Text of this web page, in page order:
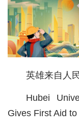
环球
专题
极客圈
经济
城建
英雄来自人
Hubei
Gives First Aid